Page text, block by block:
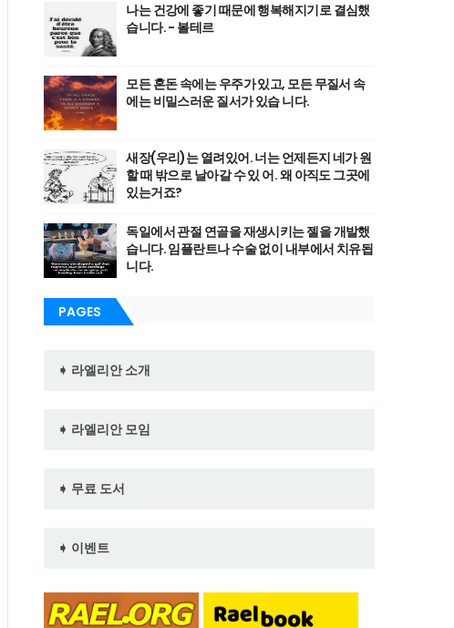
나는 건강에 좋기 때문에 행복해지기로 결심했
습니다. - 볼테르
모든 혼돈 속에는 우주가 있고, 모든 무질서 속
에는 비밀스러운 질서가 있습 니다.
새장(우리)는 열려있어. 너는 언제든지 네가 원
할 때 밖으로 날아갈 수 있 어. 왜 아직도 그곳에
있는거죠?
독일에서 관절 연골을 재생시키는 젤을 개발했
습니다. 임플란트나 수술 없이 내부에서 치유됩
니다.
PAGES
➧ 라엘리안 소개
➧ 라엘리안 모임
➧ 무료 도서
➧ 이벤트